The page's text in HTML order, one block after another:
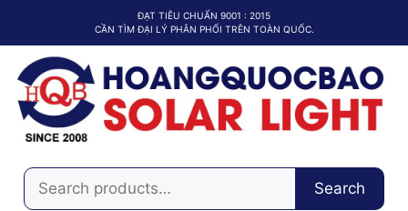
dung
ĐẠT TIÊU CHUẨN 9001 : 2015
CẦN TÌM ĐẠI LÝ PHÂN PHỐI TRÊN TOÀN QUỐC.
Search
for:
Search